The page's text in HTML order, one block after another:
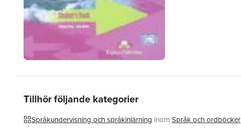
Tillhör följande kategorier
Språkundervisning och språkinlärning inom Språk och ordböcker